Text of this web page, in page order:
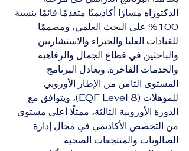
الدكتوراه مسارًا أكاديميًا متقدمًا قائمًا بنسبة
100% على البحث العلمي، ومصممًا
للقيادات العليا والخبراء والاستشاريين
والباحثين في قطاع الجمال والرفاهية
والخدمات الفاخرة. ويعادل البرنامج
المستوى الثامن من الإطار الأوروبي
للمؤهلات (EQF Level 8)، ويتوافق مع
الدورة الأوروبية الثالثة، ممثلًا أعلى مستوى
من التخصص الأكاديمي في مجال إدارة
الصالونات والمنتجعات الصحية.